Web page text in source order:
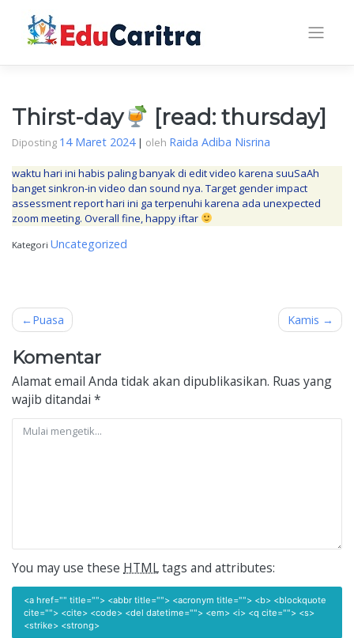
content
Thirst-day [read: thursday]
Diposting 14 Maret 2024| oleh Raida Adiba Nisrina
waktu hari ini habis paling banyak di edit video karena suuSaAh
banget sinkron-in video dan sound nya. Target gender impact
assessment report hari ini ga terpenuhi karena ada unexpected
zoom meeting. Overall fine, happy iftar
Kategori Uncategorized
Navigasi
Puasa Kamis
Komentar
Alamat email Anda tidak akan dipublikasikan. Ruas yang
wajib ditandai *
You may use these HTMLtags and attributes:
<a href="" title=""> <abbr title=""> <acronym title=""> <b> <blockquote
cite=""> <cite> <code> <del datetime=""> <em> <i> <q cite=""> <s>
<strike> <strong>